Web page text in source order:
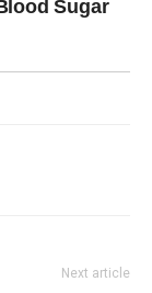
Next article